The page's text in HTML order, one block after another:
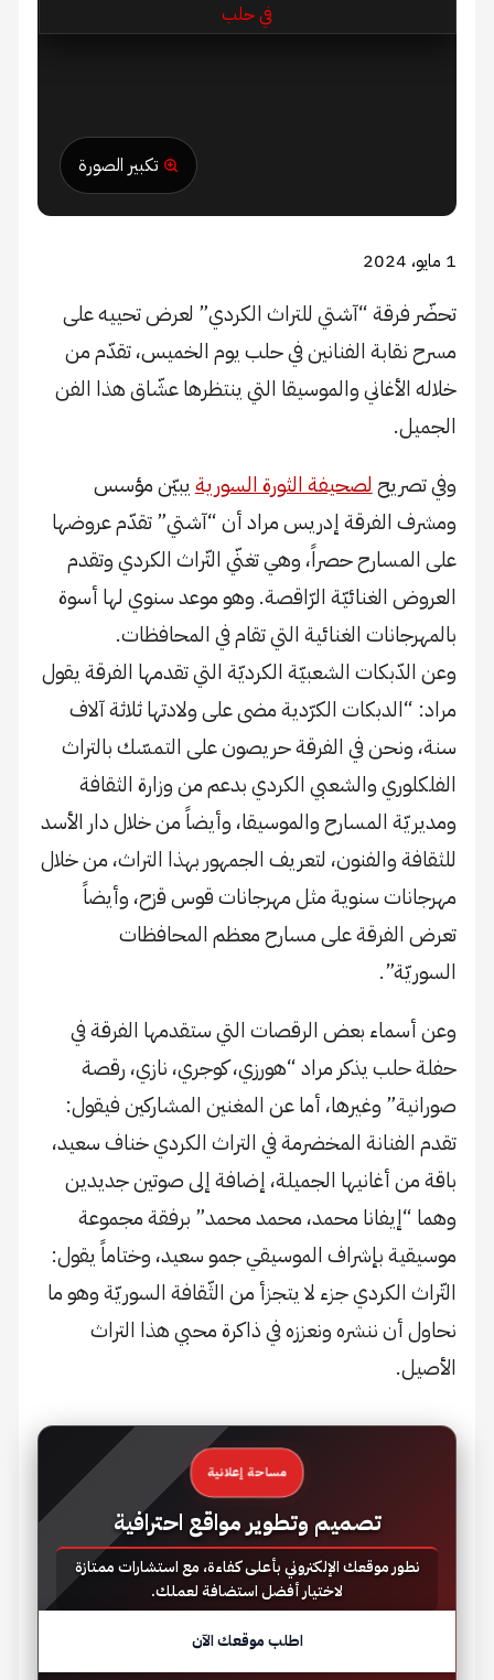
تكبير الصورة
1 مايو، 2024
تحضّر فرقة “آشتي للتراث الكردي” لعرض تحييه على
مسرح نقابة الفنانين في حلب يوم الخميس، تقدّم من
خلاله الأغاني والموسيقا التي ينتظرها عشّاق هذا الفن
الجميل.
وفي تصريحلصحيفة الثورة السوريةيبيّن مؤسس
ومشرف الفرقة إدريس مراد أن “آشتي” تقدّم عروضها
على المسارح حصراً، وهي تغنّي التّراث الكردي وتقدم
العروض الغنائيّة الرّاقصة. وهو موعد سنوي لها أسوة
بالمهرجانات الغنائية التي تقام في المحافظات.
وعن الدّبكات الشعبيّة الكرديّة التي تقدمها الفرقة يقول
مراد: “الدبكات الكرّدية مضى على ولادتها ثلاثة آلاف
سنة، ونحن في الفرقة حريصون على التمسّك بالتراث
الفلكلوري والشعبي الكردي بدعم من وزارة الثقافة
ومديريّة المسارح والموسيقا، وأيضاً من خلال دار الأسد
للثقافة والفنون، لتعريف الجمهور بهذا التراث، من خلال
مهرجانات سنوية مثل مهرجانات قوس قزح، وأيضاً
تعرض الفرقة على مسارح معظم المحافظات
السوريّة”.
وعن أسماء بعض الرقصات التي ستقدمها الفرقة في
حفلة حلب يذكر مراد “هورزي، كوجري، نازي، رقصة
صورانية” وغيرها، أما عن المغنين المشاركين فيقول:
تقدم الفنانة المخضرمة في التراث الكردي خناف سعيد،
باقة من أغانيها الجميلة، إضافة إلى صوتين جديدين
وهما “إيفانا محمد، محمد محمد” برفقة مجموعة
موسيقية بإشراف الموسيقي جمو سعيد، وختاماً يقول:
التّراث الكردي جزء لا يتجزأ من الثّقافة السوريّة وهو ما
نحاول أن ننشره ونعززه في ذاكرة محبي هذا التراث
الأصيل.
مساحة إعلانية
تصميم وتطوير مواقع احترافية
نطور موقعك الإلكتروني بأعلى كفاءة، مع استشارات ممتازة
لاختيار أفضل استضافة لعملك.
اطلب موقعك الآن